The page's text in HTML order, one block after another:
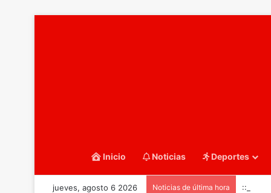
Inicio Noticias Deportes
jueves, agosto 6 2026 Noticias de última hora